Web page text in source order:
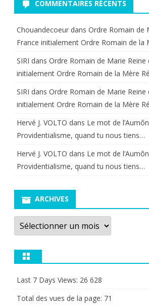
COMMENTAIRES RÉCENTS
Chouandecoeur dans Ordre Romain de
France initialement Ordre Romain de la
SIRI dans Ordre Romain de Marie Reine
initialement Ordre Romain de la Mère
SIRI dans Ordre Romain de Marie Reine
initialement Ordre Romain de la Mère
Hervé J. VOLTO dans Le mot de
Providentialisme, quand tu nous tiens…
Hervé J. VOLTO dans Le mot de
Providentialisme, quand tu nous tiens…
ARCHIVES
Archives
Last 7 Days Views: 26 628
Total des vues de la page: 71